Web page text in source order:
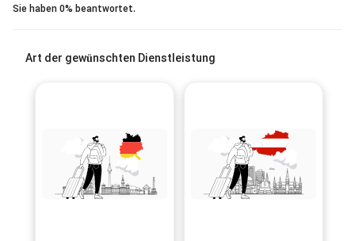
Sie haben 0% beantwortet.
Art der gewünschten Dienstleistung